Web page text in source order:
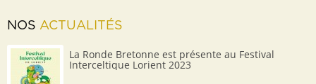
NOS ACTUALITÉS
La Ronde Bretonne est présente au Festival
Interceltique Lorient 2023